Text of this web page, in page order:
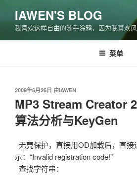
容
IAWEN'S BLOG
我喜欢这样自由的随手涂鸦，因为我喜欢
菜单
发
布
于
2009年6月26日 由IAWEN
MP3 Stream Creator
算法分析与KeyGen
无壳保护，直接用OD加载后，直接
示：“Invalid registration code!”
查找字符串：